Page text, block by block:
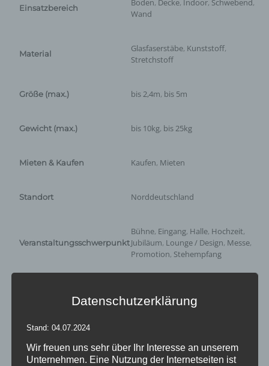
Einsatzbereich Boden, Decke, Indoor, Schwebend,
Wand
Material Glasfaserstäbe, Kunststoff,
Stretchstoff
Größe (max.) bis 2,4m, bis 5m
Gewicht (max.) bis 10kg, bis 25kg
Mieten & Kaufen Kaufen, Mieten
Standort Norddeutschland
Veranstaltungsschwerpunkt
Bühne, Eingang, Halle, Hochzeit,
Jubiläum, Lounge / Design, Messe,
Promotion, Stehempfang
Es gibt noch keine Bewertungen.
Schreibe die erste Bewertung für „Easy Peak“
Datenschutzerklärung
Stand: 04.07.2024
Wir freuen uns sehr über Ihr Interesse an unserem
Unternehmen. Eine Nutzung der Internetseiten ist